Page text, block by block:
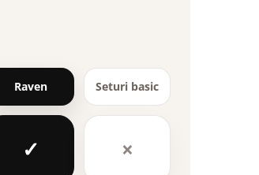
Raven Seturi basic
✓ ×